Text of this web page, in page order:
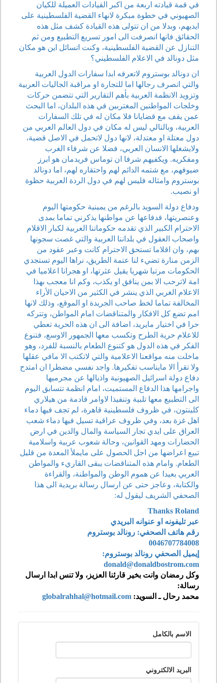
في قمة قيادته اربعة من اكبر القيادات العميلة للكيان
الصهيوني في خطوة مبكرة لانهاء القضية الفلسطينية على
ايديهم، وبدلا من ان تتولى هذه القيادة كشف مثل هذه
الحقائق فانها انصرفت الى امور تسريع التطبيع ومن ثم
التنازل عن القضية الفلسطينية، وكنت اتسائل اين هو مكان
مثل دونالد في الاعلام الفلسطيني؟
ان دونالد بوستروم لاتعرفه ابدا سفارات الدول العربية
والتي انصرف رجالها اما للتجارة او مراقبة الجاليات العربية
وتزويد الانظمة العربية بأهم التقارير التي تتضمن حركات
وخلجات المواطنين المغتربين في هذه البلدان، اما البحث
عمن يقف مع قضايانا فلا مكان له في تلك السفارات
العربية، وبالتالي ليس له مكان في دول العالم العربي من
دول معتلة او معتدلة، لانها دول لاتحمل في الاصل قضية،
ولايشغلها الانسان العربي، فضلا عن شرفاء الغرب
ومفكريه. ويكفيهم شرفا ان توماس فريدمان هو ابرز
ضيوفهم، مع شتمه الدائم لهم واحتقاره لهم، اما دونالد
بوستروم وامثاله فليس لهم في دول الردة العربية حظوة
او نصيب.
ودفاع دولة السويد بالرغم من يمينية حكومتها اليوم
وعنصريتها، فدفاعها عن مواطنها يذكرني تماما بمدى
الاحترام الكبير الذي تقدمه حكوماتنا العربية لكبار الاقلام
واصحاب العقول في بلداننا العربية والتي غصت سجونها
بهم، وان اقلاما تستحق الاحترام كانت وعبر عقود من
الزمن منارة تضيء لنا عتمة الطريق، نراها اليوم تستجدي
الحكومات مرتبا شهريا يقيل عثرتها، او هجرانا اعلاميا في
امة لاترحب الا بمن ينافق او يكذب، وكم انا معجب بهذا
الاعلام الغربي الذي ينشر في الكثير من الاحيان الأراء
المخالفة تماما لخط صاحب الجريدة او الموقع، وذلك لانها
امم تضع كل الافكار والمتناقضات امام المواطن، وتتركه
حرا في اختيار مايريد، اضافة الى ان هذه الحرية تعطي
للاعلام حرية الطرح وتكسب معها الجمهور الاوسع، فتنوع
الفكر في هذه الدول هو كتنوع الطعام بالنسبة للفرد، وهو
ماخلت منه مواقعنا الاعلامية والتي لاتكتب الا مافي عقلها
ولا تقرأ الا مايناسب تفكيرها. واجد نفسي مضطرا ان امتدح
دفاع دولة اسرائيل الصهيونية واذيالها عن مجرميها
واجرامها هذا الدفاع المستميت، امام انظمة تتسابق اليوم
الى التطبيع معها تلبية وتنفيذا لاوامر قادمة من هيلاري
كلينتون، في ظروف فلسطينية قاهرة، لم تجف فيها دماء
اهل غزة بعد، وفي ظروف عراقية تسيل فيها دماء شعب
العراق على ايدي تجار السياسة والمال والدين في ارض
الحضارات ومهد القوانين، وحالة شعوب عربية واسلامية
تبيع اعراضها من اجل الحصول على مايملأ المعدة من قليل
الطعام. وامام هذه المتناقضات يبقى القاريء والمواطن
العربي بعيدا عن هموم الوطن والمواطنة، والقراءة
والكتابة، وعاجز حتى عن ارسال رسالة بريدية الى هذا
الصحفي الشريف ليقول له:
Thanks Roland
عبر تليفونه او عنوانه البريدي
رقم هاتف الصحفي: رونالد بوستروم
0046707784008
إيميل الصحفي رونالد بوستروم:
donald@donaldbostrom.com
وكل رمضان وانت بخير قارئنا العزيز، ولا تنس ابدا ارسال
رسالة:
محمد رحال ـ السويد: globalrahhal@hotmail.com
الاسم بالكامل
البريد الالكتروني